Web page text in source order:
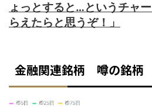
ょっとすると…というチャ
らえたらと思うぞ！」
金融関連銘柄 噂の銘